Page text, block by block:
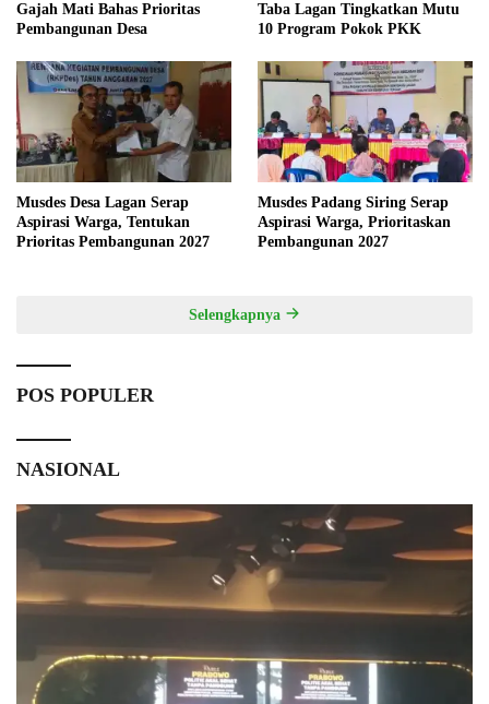
Gajah Mati Bahas Prioritas
Pembangunan Desa
Taba Lagan Tingkatkan Mutu
10 Program Pokok PKK
Musdes Desa Lagan Serap
Aspirasi Warga, Tentukan
Prioritas Pembangunan 2027
Musdes Padang Siring Serap
Aspirasi Warga, Prioritaskan
Pembangunan 2027
Selengkapnya
POS POPULER
NASIONAL